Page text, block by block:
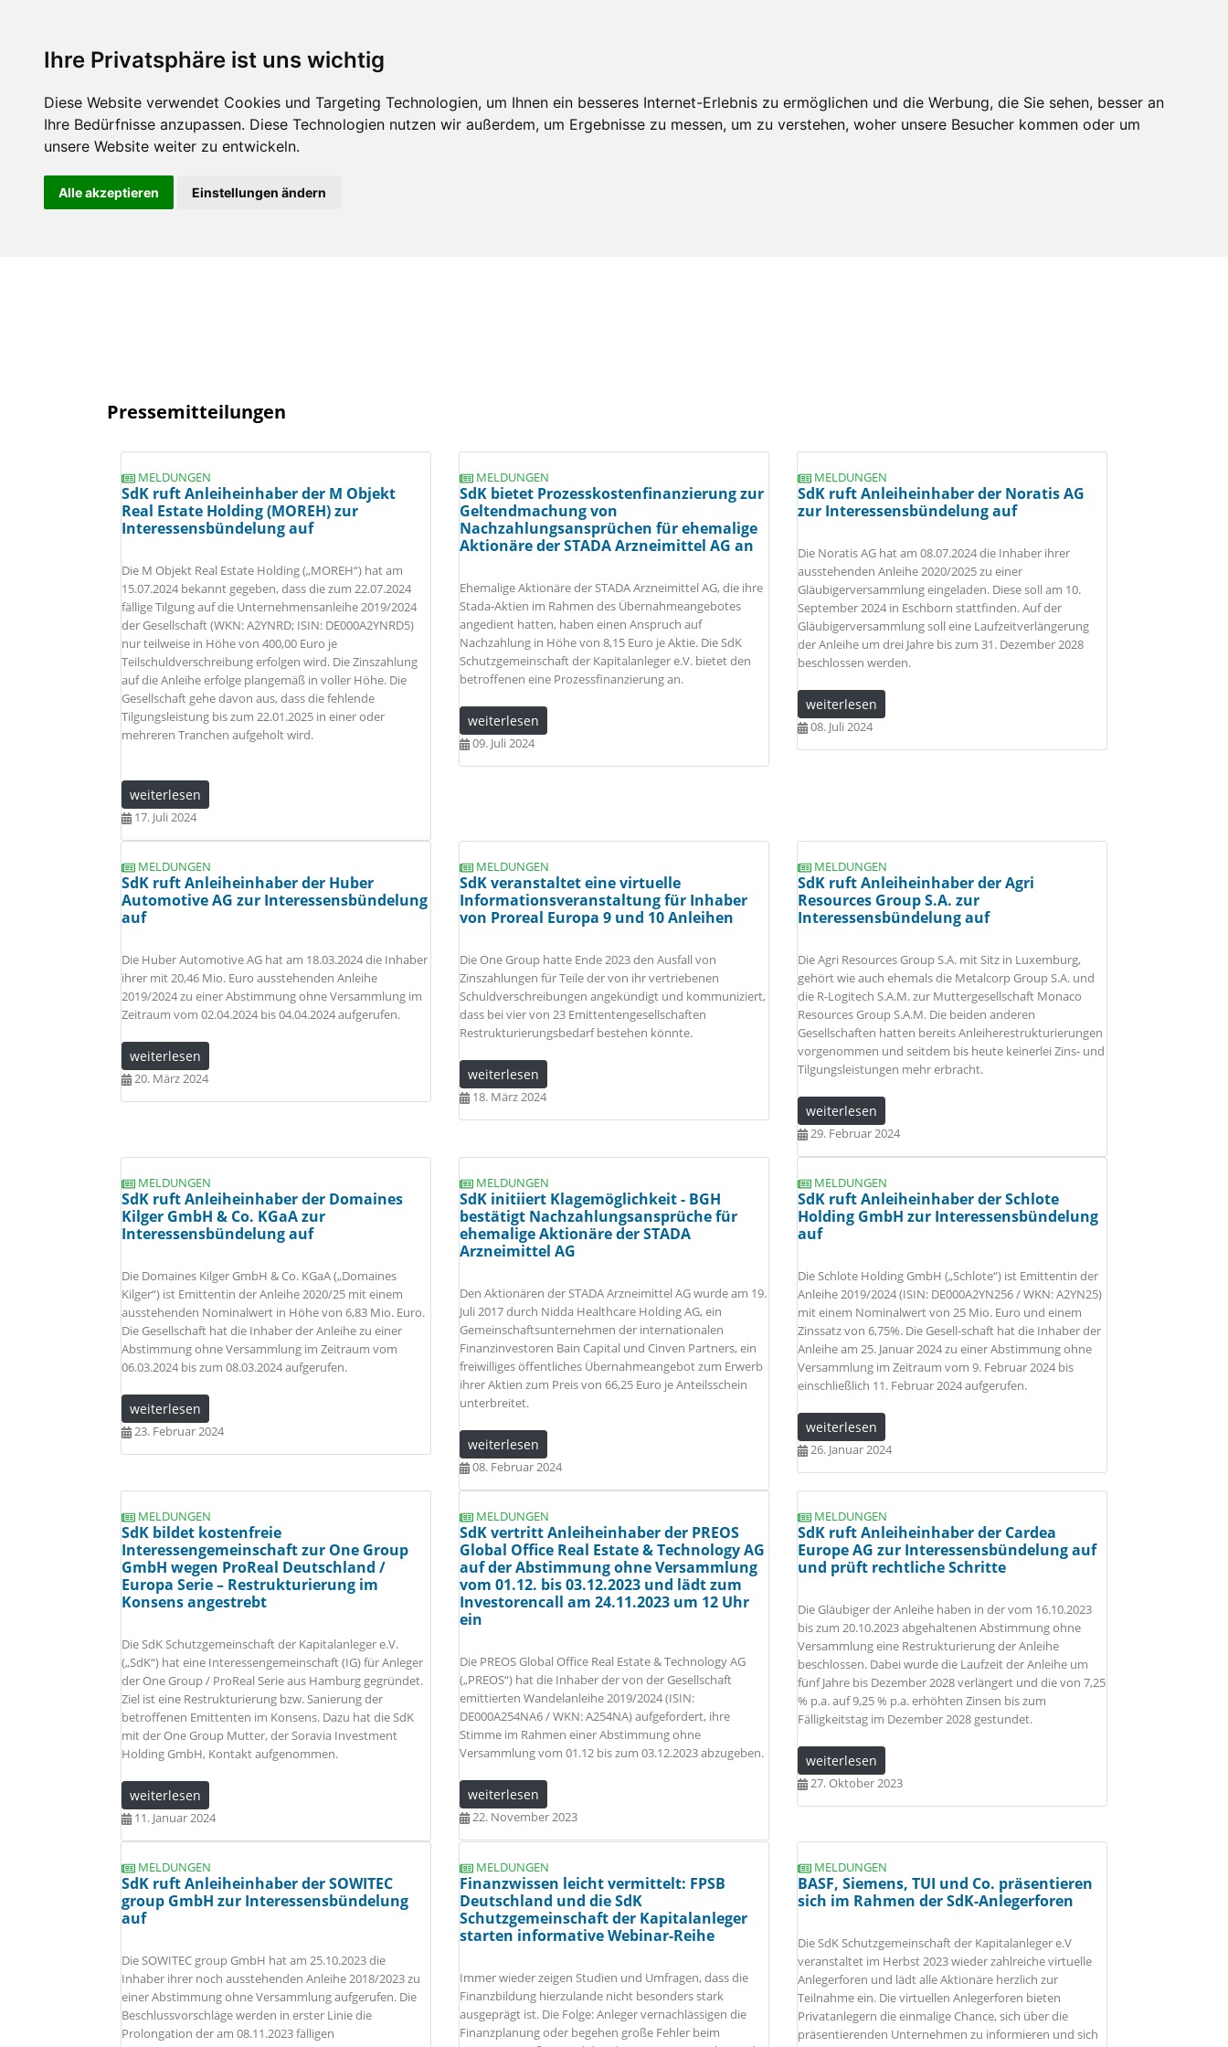
Ihre Privatsphäre ist uns wichtig
Diese Website verwendet Cookies und Targeting Technologien, um Ihnen ein besseres Internet-Erlebnis zu ermöglichen und die Werbung, die Sie sehen, besser an
Ihre Bedürfnisse anzupassen. Diese Technologien nutzen wir außerdem, um Ergebnisse zu messen, um zu verstehen, woher unsere Besucher kommen oder um
unsere Website weiter zu entwickeln.
Alle akzeptieren Einstellungen ändern
Pressemitteilungen
MELDUNGEN
SdK ruft Anleiheinhaber der M Objekt
Real Estate Holding (MOREH) zur
Interessensbündelung auf
Die M Objekt Real Estate Holding („MOREH“) hat am
15.07.2024 bekannt gegeben, dass die zum 22.07.2024
fällige Tilgung auf die Unternehmensanleihe 2019/2024
der Gesellschaft (WKN: A2YNRD; ISIN: DE000A2YNRD5)
nur teilweise in Höhe von 400,00 Euro je
Teilschuldverschreibung erfolgen wird. Die Zinszahlung
auf die Anleihe erfolge plangemäß in voller Höhe. Die
Gesellschaft gehe davon aus, dass die fehlende
Tilgungsleistung bis zum 22.01.2025 in einer oder
mehreren Tranchen aufgeholt wird.
weiterlesen
17. Juli 2024
MELDUNGEN
SdK bietet Prozesskostenfinanzierung zur
Geltendmachung von
Nachzahlungsansprüchen für ehemalige
Aktionäre der STADA Arzneimittel AG an
Ehemalige Aktionäre der STADA Arzneimittel AG, die ihre
Stada-Aktien im Rahmen des Übernahmeangebotes
angedient hatten, haben einen Anspruch auf
Nachzahlung in Höhe von 8,15 Euro je Aktie. Die SdK
Schutzgemeinschaft der Kapitalanleger e.V. bietet den
betroffenen eine Prozessfinanzierung an.
weiterlesen
09. Juli 2024
MELDUNGEN
SdK ruft Anleiheinhaber der Noratis AG
zur Interessensbündelung auf
Die Noratis AG hat am 08.07.2024 die Inhaber ihrer
ausstehenden Anleihe 2020/2025 zu einer
Gläubigerversammlung eingeladen. Diese soll am 10.
September 2024 in Eschborn stattfinden. Auf der
Gläubigerversammlung soll eine Laufzeitverlängerung
der Anleihe um drei Jahre bis zum 31. Dezember 2028
beschlossen werden.
weiterlesen
08. Juli 2024
MELDUNGEN
SdK ruft Anleiheinhaber der Huber
Automotive AG zur Interessensbündelung
auf
Die Huber Automotive AG hat am 18.03.2024 die Inhaber
ihrer mit 20,46 Mio. Euro ausstehenden Anleihe
2019/2024 zu einer Abstimmung ohne Versammlung im
Zeitraum vom 02.04.2024 bis 04.04.2024 aufgerufen.
weiterlesen
20. März 2024
MELDUNGEN
SdK veranstaltet eine virtuelle
Informationsveranstaltung für Inhaber
von Proreal Europa 9 und 10 Anleihen
Die One Group hatte Ende 2023 den Ausfall von
Zinszahlungen für Teile der von ihr vertriebenen
Schuldverschreibungen angekündigt und kommuniziert,
dass bei vier von 23 Emittentengesellschaften
Restrukturierungsbedarf bestehen könnte.
weiterlesen
18. März 2024
MELDUNGEN
SdK ruft Anleiheinhaber der Agri
Resources Group S.A. zur
Interessensbündelung auf
Die Agri Resources Group S.A. mit Sitz in Luxemburg,
gehört wie auch ehemals die Metalcorp Group S.A. und
die R-Logitech S.A.M. zur Muttergesellschaft Monaco
Resources Group S.A.M. Die beiden anderen
Gesellschaften hatten bereits Anleiherestrukturierungen
vorgenommen und seitdem bis heute keinerlei Zins- und
Tilgungsleistungen mehr erbracht.
weiterlesen
29. Februar 2024
MELDUNGEN
SdK ruft Anleiheinhaber der Domaines
Kilger GmbH & Co. KGaA zur
Interessensbündelung auf
Die Domaines Kilger GmbH & Co. KGaA („Domaines
Kilger“) ist Emittentin der Anleihe 2020/25 mit einem
ausstehenden Nominalwert in Höhe von 6,83 Mio. Euro.
Die Gesellschaft hat die Inhaber der Anleihe zu einer
Abstimmung ohne Versammlung im Zeitraum vom
06.03.2024 bis zum 08.03.2024 aufgerufen.
weiterlesen
23. Februar 2024
MELDUNGEN
SdK initiiert Klagemöglichkeit - BGH
bestätigt Nachzahlungsansprüche für
ehemalige Aktionäre der STADA
Arzneimittel AG
Den Aktionären der STADA Arzneimittel AG wurde am 19.
Juli 2017 durch Nidda Healthcare Holding AG, ein
Gemeinschaftsunternehmen der internationalen
Finanzinvestoren Bain Capital und Cinven Partners, ein
freiwilliges öffentliches Übernahmeangebot zum Erwerb
ihrer Aktien zum Preis von 66,25 Euro je Anteilsschein
unterbreitet.
weiterlesen
08. Februar 2024
MELDUNGEN
SdK ruft Anleiheinhaber der Schlote
Holding GmbH zur Interessensbündelung
auf
Die Schlote Holding GmbH („Schlote“) ist Emittentin der
Anleihe 2019/2024 (ISIN: DE000A2YN256 / WKN: A2YN25)
mit einem Nominalwert von 25 Mio. Euro und einem
Zinssatz von 6,75%. Die Gesell-schaft hat die Inhaber der
Anleihe am 25. Januar 2024 zu einer Abstimmung ohne
Versammlung im Zeitraum vom 9. Februar 2024 bis
einschließlich 11. Februar 2024 aufgerufen.
weiterlesen
26. Januar 2024
MELDUNGEN
SdK bildet kostenfreie
Interessengemeinschaft zur One Group
GmbH wegen ProReal Deutschland /
Europa Serie – Restrukturierung im
Konsens angestrebt
Die SdK Schutzgemeinschaft der Kapitalanleger e.V.
(„SdK“) hat eine Interessengemeinschaft (IG) für Anleger
der One Group / ProReal Serie aus Hamburg gegründet.
Ziel ist eine Restrukturierung bzw. Sanierung der
betroffenen Emittenten im Konsens. Dazu hat die SdK
mit der One Group Mutter, der Soravia Investment
Holding GmbH, Kontakt aufgenommen.
weiterlesen
11. Januar 2024
MELDUNGEN
SdK vertritt Anleiheinhaber der PREOS
Global Office Real Estate & Technology AG
auf der Abstimmung ohne Versammlung
vom 01.12. bis 03.12.2023 und lädt zum
Investorencall am 24.11.2023 um 12 Uhr
ein
Die PREOS Global Office Real Estate & Technology AG
(„PREOS“) hat die Inhaber der von der Gesellschaft
emittierten Wandelanleihe 2019/2024 (ISIN:
DE000A254NA6 / WKN: A254NA) aufgefordert, ihre
Stimme im Rahmen einer Abstimmung ohne
Versammlung vom 01.12 bis zum 03.12.2023 abzugeben.
weiterlesen
22. November 2023
MELDUNGEN
SdK ruft Anleiheinhaber der Cardea
Europe AG zur Interessensbündelung auf
und prüft rechtliche Schritte
Die Gläubiger der Anleihe haben in der vom 16.10.2023
bis zum 20.10.2023 abgehaltenen Abstimmung ohne
Versammlung eine Restrukturierung der Anleihe
beschlossen. Dabei wurde die Laufzeit der Anleihe um
fünf Jahre bis Dezember 2028 verlängert und die von 7,25
% p.a. auf 9,25 % p.a. erhöhten Zinsen bis zum
Fälligkeitstag im Dezember 2028 gestundet.
weiterlesen
27. Oktober 2023
MELDUNGEN
SdK ruft Anleiheinhaber der SOWITEC
group GmbH zur Interessensbündelung
auf
Die SOWITEC group GmbH hat am 25.10.2023 die
Inhaber ihrer noch ausstehenden Anleihe 2018/2023 zu
einer Abstimmung ohne Versammlung aufgerufen. Die
Beschlussvorschläge werden in erster Linie die
Prolongation der am 08.11.2023 fälligen
MELDUNGEN
Finanzwissen leicht vermittelt: FPSB
Deutschland und die SdK
Schutzgemeinschaft der Kapitalanleger
starten informative Webinar-Reihe
Immer wieder zeigen Studien und Umfragen, dass die
Finanzbildung hierzulande nicht besonders stark
ausgeprägt ist. Die Folge: Anleger vernachlässigen die
Finanzplanung oder begehen große Fehler beim
MELDUNGEN
BASF, Siemens, TUI und Co. präsentieren
sich im Rahmen der SdK-Anlegerforen
Die SdK Schutzgemeinschaft der Kapitalanleger e.V
veranstaltet im Herbst 2023 wieder zahlreiche virtuelle
Anlegerforen und lädt alle Aktionäre herzlich zur
Teilnahme ein. Die virtuellen Anlegerforen bieten
Privatanlegern die einmalige Chance, sich über die
präsentierenden Unternehmen zu informieren und sich